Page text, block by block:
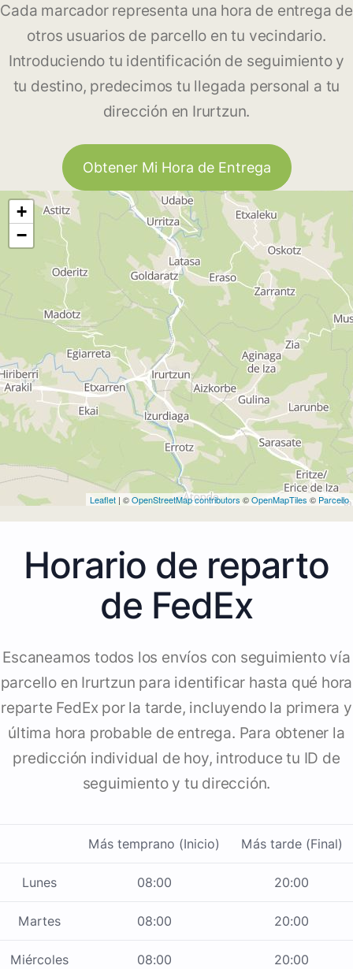
Cada marcador representa una hora de entrega de
otros usuarios de parcello en tu vecindario.
Introduciendo tu identificación de seguimiento y
tu destino, predecimos tu llegada personal a tu
dirección en Irurtzun.
Obtener Mi Hora de Entrega
+
−
Leaflet | ©OpenStreetMap contributors ©OpenMapTiles © Parcello
Horario de reparto
de FedEx
Escaneamos todos los envíos con seguimiento vía
parcello en Irurtzun para identificar hasta qué hora
reparte FedEx por la tarde, incluyendo la primera y
última hora probable de entrega. Para obtener la
predicción individual de hoy, introduce tu ID de
seguimiento y tu dirección.
Más temprano (Inicio) Más tarde (Final)
Lunes 08:00 20:00
Martes 08:00 20:00
Miércoles 08:00 20:00